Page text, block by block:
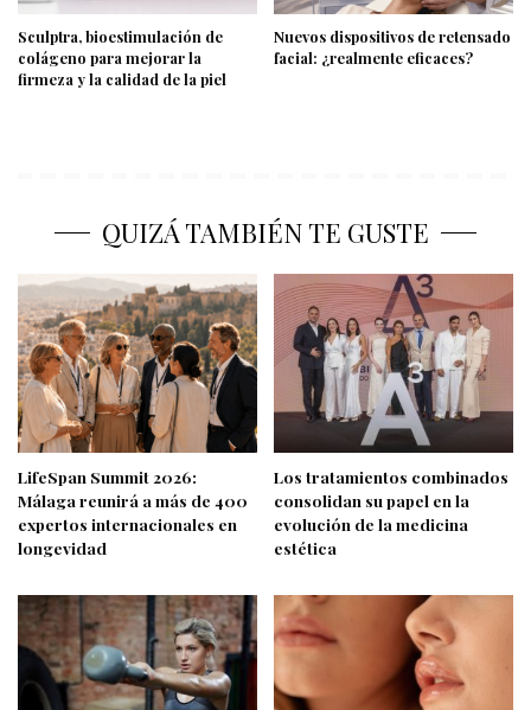
Sculptra, bioestimulación de
colágeno para mejorar la
firmeza y la calidad de la piel
Nuevos dispositivos de retensado
facial: ¿realmente eficaces?
QUIZÁ TAMBIÉN TE GUSTE
LifeSpan Summit 2026:
Málaga reunirá a más de 400
expertos internacionales en
longevidad
Los tratamientos combinados
consolidan su papel en la
evolución de la medicina
estética